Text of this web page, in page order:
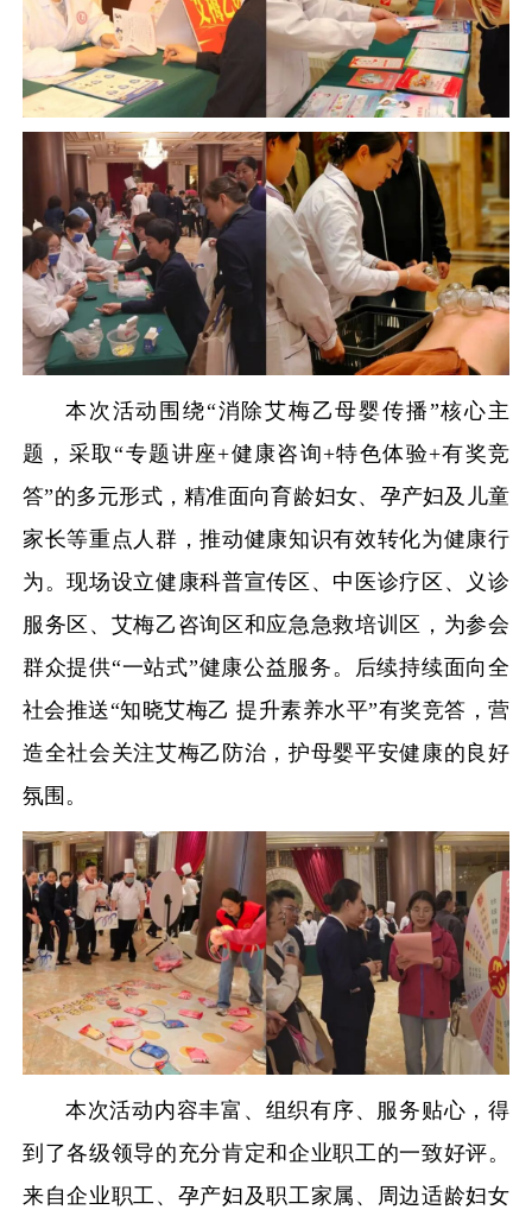
本次活动围绕“消除艾梅乙母婴传播”核心主
题，采取“专题讲座+健康咨询+特色体验+有奖竞
答”的多元形式，精准面向育龄妇女、孕产妇及儿童
家长等重点人群，推动健康知识有效转化为健康行
为。现场设立健康科普宣传区、中医诊疗区、义诊
服务区、艾梅乙咨询区和应急急救培训区，为参会
群众提供“一站式”健康公益服务。后续持续面向全
社会推送“知晓艾梅乙 提升素养水平”有奖竞答，营
造全社会关注艾梅乙防治，护母婴平安健康的良好
氛围。
本次活动内容丰富、组织有序、服务贴心，得
到了各级领导的充分肯定和企业职工的一致好评。
来自企业职工、孕产妇及职工家属、周边适龄妇女